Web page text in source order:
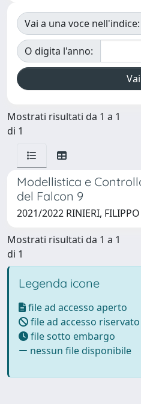
Vai a una voce nell'indice:
O digita l'anno:
Mostrati risultati da 1 a 1
di 1
Modellistica e
del Falcon 9
2021/2022 RINIERI, FILIPPO
Mostrati risultati da 1 a 1
di 1
Legenda icone
file ad accesso aperto
file ad accesso riservato
file sotto embargo
nessun file disponibile